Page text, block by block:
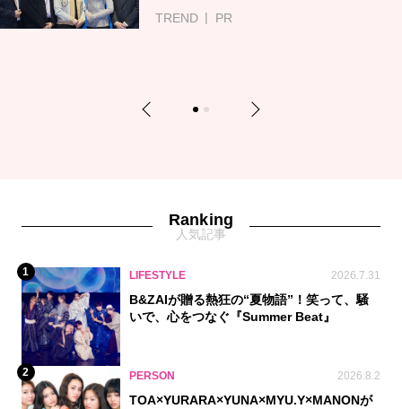
TREND
PR
Previous 1 2 Next
Ranking
人気記事
1 LIFESTYLE 2026.7.31
B&ZAIが贈る熱狂の“夏物語”！笑って、騒
いで、心をつなぐ『Summer Beat』
2 PERSON 2026.8.2
TOA×YURARA×YUNA×MYU.Y×MANONが